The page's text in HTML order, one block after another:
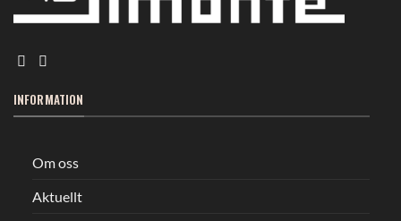
INFORMATION
Om oss
Aktuellt